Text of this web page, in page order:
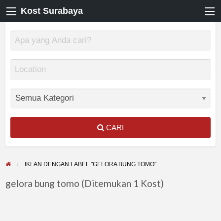
Kost Surabaya
CARI
IKLAN DENGAN LABEL "GELORA BUNG TOMO"
gelora bung tomo (Ditemukan 1 Kost)